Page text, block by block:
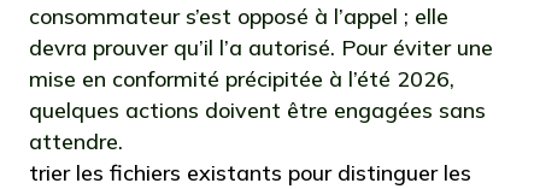
consommateur s’est opposé à l’appel ; elle
devra prouver qu’il l’a autorisé. Pour éviter une
mise en conformité précipitée à l’été 2026,
quelques actions doivent être engagées sans
attendre.
trier les fichiers existants pour distinguer les